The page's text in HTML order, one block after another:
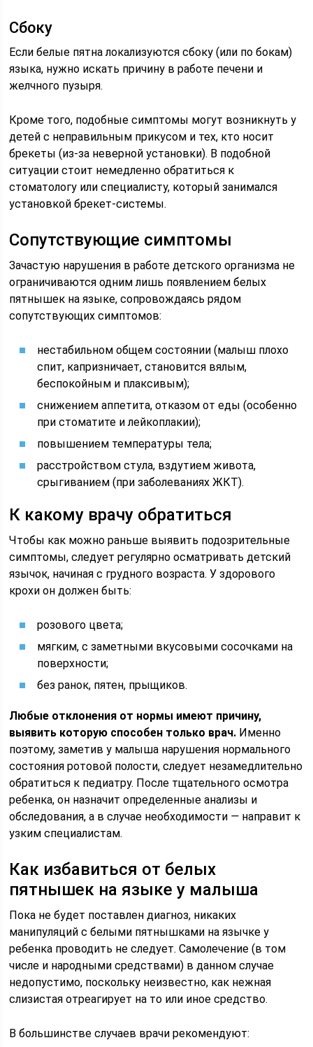
Сбоку
Если белые пятна локализуются сбоку (или по бокам)
языка, нужно искать причину в работе печени и
желчного пузыря.
Кроме того, подобные симптомы могут возникнуть у
детей с неправильным прикусом и тех, кто носит
брекеты (из-за неверной установки). В подобной
ситуации стоит немедленно обратиться к
стоматологу или специалисту, который занимался
установкой брекет-системы.
Сопутствующие симптомы
Зачастую нарушения в работе детского организма не
ограничиваются одним лишь появлением белых
пятнышек на языке, сопровождаясь рядом
сопутствующих симптомов:
нестабильном общем состоянии (малыш плохо
спит, капризничает, становится вялым,
беспокойным и плаксивым);
снижением аппетита, отказом от еды (особенно
при стоматите и лейкоплакии);
повышением температуры тела;
расстройством стула, вздутием живота,
срыгиванием (при заболеваниях ЖКТ).
К какому врачу обратиться
Чтобы как можно раньше выявить подозрительные
симптомы, следует регулярно осматривать детский
язычок, начиная с грудного возраста. У здорового
крохи он должен быть:
розового цвета;
мягким, с заметными вкусовыми сосочками на
поверхности;
без ранок, пятен, прыщиков.
Любые отклонения от нормы имеют причину,
выявить которую способен только врач. Именно
поэтому, заметив у малыша нарушения нормального
состояния ротовой полости, следует незамедлительно
обратиться к педиатру. После тщательного осмотра
ребенка, он назначит определенные анализы и
обследования, а в случае необходимости — направит к
узким специалистам.
Как избавиться от белых
пятнышек на языке у малыша
Пока не будет поставлен диагноз, никаких
манипуляций с белыми пятнышками на язычке у
ребенка проводить не следует. Самолечение (в том
числе и народными средствами) в данном случае
недопустимо, поскольку неизвестно, как нежная
слизистая отреагирует на то или иное средство.
В большинстве случаев врачи рекомендуют: